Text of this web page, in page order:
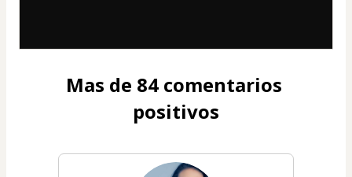
Mas de 84 comentarios
positivos